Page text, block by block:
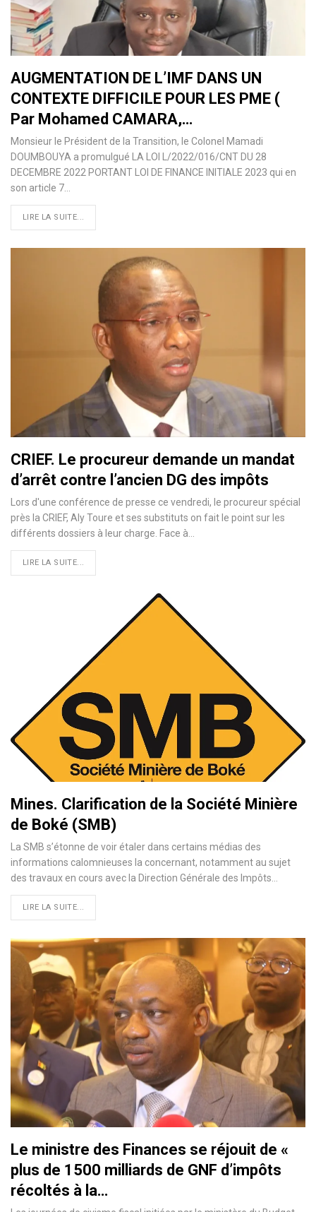
AUGMENTATION DE L’IMF DANS UN
CONTEXTE DIFFICILE POUR LES PME (
Par Mohamed CAMARA,…
Monsieur le Président de la Transition, le Colonel Mamadi
DOUMBOUYA a promulgué LA LOI L/2022/016/CNT DU 28
DECEMBRE 2022 PORTANT LOI DE FINANCE INITIALE 2023 qui en
son article 7…
LIRE LA SUITE...
CRIEF. Le procureur demande un mandat
d’arrêt contre l’ancien DG des impôts
Lors d'une conférence de presse ce vendredi, le procureur spécial
près la CRIEF, Aly Toure et ses substituts on fait le point sur les
différents dossiers à leur charge. Face à…
LIRE LA SUITE...
Mines. Clarification de la Société Minière
de Boké (SMB)
La SMB s’étonne de voir étaler dans certains médias des
informations calomnieuses la concernant, notamment au sujet
des travaux en cours avec la Direction Générale des Impôts…
LIRE LA SUITE...
Le ministre des Finances se réjouit de «
plus de 1500 milliards de GNF d’impôts
récoltés à la…